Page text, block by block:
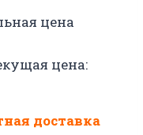
цена
цена:
доставка